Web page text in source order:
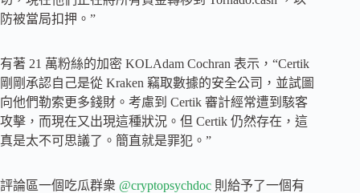
防被當局扣押。”
有著 21 萬粉絲的加密 KOLAdam Cochran 表示，“Certik
剛剛承認自己是從 Kraken 竊取數據的安全公司，並試圖
向他們勒索更多錢財。考慮到 Certik 審計經常遭到駭客
攻擊，而現在又出現這種狀況。但 Certik 仍然存在，這
真是太不可思議了。簡直就是罪犯。”
評論區一個吃瓜群衆 @cryptopsychdoc 則給予了一個有